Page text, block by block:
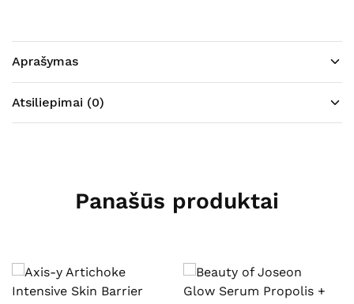
Aprašymas
Atsiliepimai (0)
Panašūs produktai